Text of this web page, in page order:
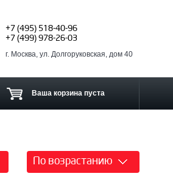
+7 (495) 518-40-96
+7 (499) 978-26-03
г. Москва, ул. Долгоруковская, дом 40
Ваша корзина пуста
По возрастанию